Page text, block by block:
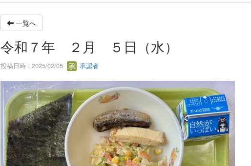
一覧へ
令和７年 ２月 ５日（水）
投稿日時 : 2025/02/05 承認者